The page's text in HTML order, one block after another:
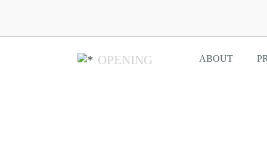
OPENING ABOUT